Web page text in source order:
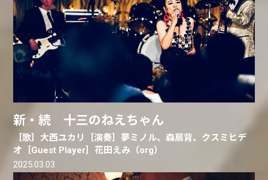
新・続 十三のねえちゃん
［歌］大西ユカリ［演奏］夢ミノル、森扇背、クスミヒデ
オ［Guest Player］花田えみ（org）
2025.03.03